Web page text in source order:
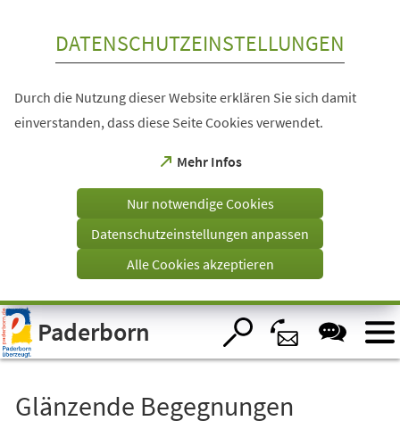
Visuelle
Assistenzsoftware
öffnen.
DATENSCHUTZEINSTELLUNGEN
Durch die Nutzung dieser Website erklären Sie sich damit
einverstanden, dass diese Seite Cookies verwendet.
Mehr Infos
(Öffnet
einem
Tab)
Nur notwendige Cookies
Datenschutzeinstellungen anpassen
Alle Cookies akzeptieren
Paderborn
Glänzende Begegnungen